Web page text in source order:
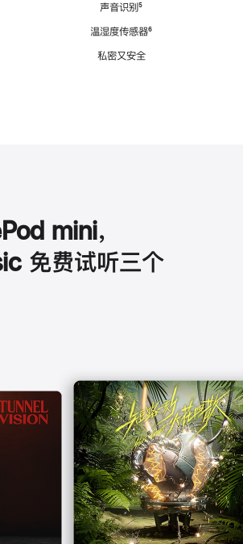
声音识别脚
⁵
温湿度传感器脚
⁶
私密又安全
mini，
免费试听三个